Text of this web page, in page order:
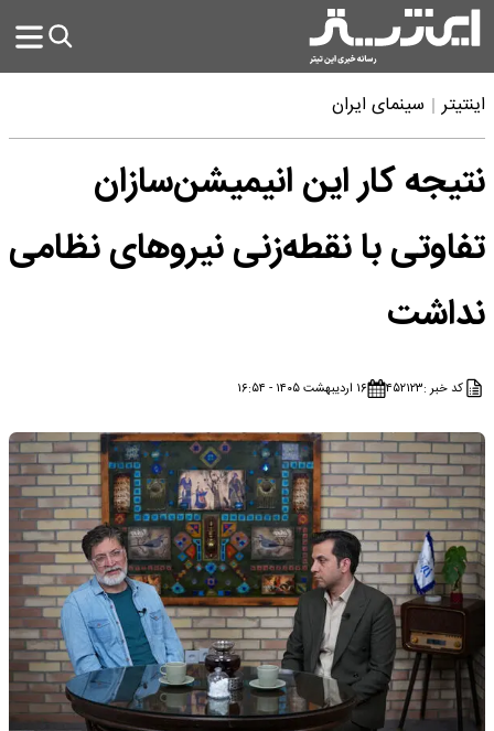
اینتیتر سینمای ایران
نتیجه کار این انیمیشن‌سازان
تفاوتی با نقطه‌زنی نیروهای نظامی
نداشت
کد خبر :۴۵۲۱۲۳ ۱۶ اردیبهشت ۱۴۰۵ - ۱۶:۵۴